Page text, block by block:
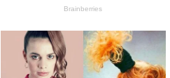
Brainberries